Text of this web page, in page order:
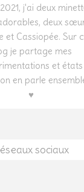
j'ai deux
deux
et Cassiopée. Sur
je partage mes
et états
en parle
♥
sociaux